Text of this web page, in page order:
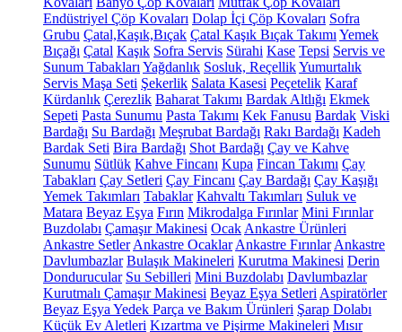
Endüstriyel Çöp Kovaları Dolap İçi Çöp Kovaları Sofra
Grubu Çatal,Kaşık,Bıçak Çatal Kaşık Bıçak Takımı Yemek
Bıçağı Çatal Kaşık Sofra Servis Sürahi Kase Tepsi Servis ve
Sunum Tabakları Yağdanlık Sosluk, ReçellikYumurtalık
Servis Maşa Seti Şekerlik Salata Kasesi Peçetelik Karaf
Kürdanlık Çerezlik Baharat Takımı Bardak Altlığı Ekmek
Sepeti Pasta Sunumu Pasta Takımı Kek Fanusu Bardak Viski
Bardağı Su Bardağı Meşrubat Bardağı Rakı Bardağı Kadeh
Bardak Seti Bira Bardağı Shot Bardağı Çay ve Kahve
Sunumu Sütlük Kahve Fincanı Kupa Fincan Takımı Çay
Tabakları Çay Setleri Çay Fincanı Çay Bardağı Çay Kaşığı
Yemek Takımları Tabaklar Kahvaltı Takımları Suluk ve
Matara Beyaz Eşya Fırın Mikrodalga Fırınlar Mini Fırınlar
Buzdolabı Çamaşır Makinesi Ocak Ankastre Ürünleri
Ankastre Setler Ankastre Ocaklar Ankastre Fırınlar Ankastre
Davlumbazlar Bulaşık Makineleri Kurutma Makinesi Derin
Dondurucular Su Sebilleri Mini Buzdolabı Davlumbazlar
Kurutmalı Çamaşır Makinesi Beyaz Eşya Setleri Aspiratörler
Beyaz Eşya Yedek Parça ve Bakım Ürünleri Şarap Dolabı
Küçük Ev Aletleri Kızartma ve Pişirme Makineleri Mısır